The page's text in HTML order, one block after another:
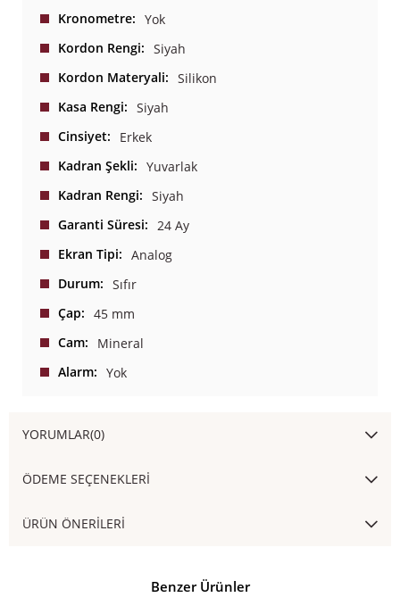
Kronometre
Yok
Kordon Rengi
Siyah
Kordon Materyali
Silikon
Kasa Rengi
Siyah
Cinsiyet
Erkek
Kadran Şekli
Yuvarlak
Kadran Rengi
Siyah
Garanti Süresi
24 Ay
Ekran Tipi
Analog
Durum
Sıfır
Çap
45 mm
Cam
Mineral
Alarm
Yok
YORUMLAR(0)
ÖDEME SEÇENEKLERI
ÜRÜN ÖNERILERI
Benzer Ürünler